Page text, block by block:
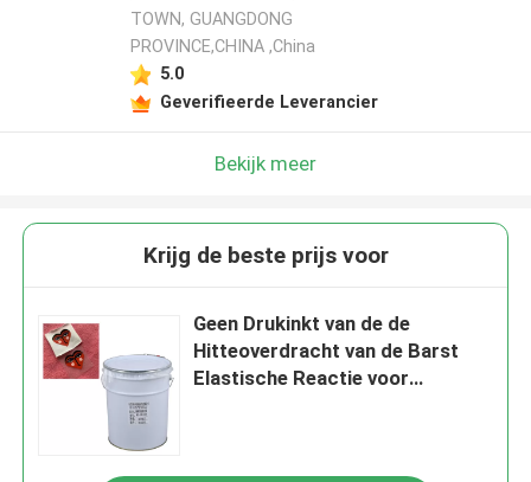
TOWN, GUANGDONG
PROVINCE,CHINA ,China
5.0
Geverifieerde Leverancier
Bekijk meer
Krijg de beste prijs voor
Geen Drukinkt van de de
Hitteoverdracht van de Barst
Elastische Reactie voor